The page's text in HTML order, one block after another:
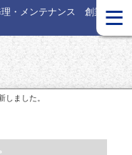
・メンテナンス 創業35年
≡
しました。